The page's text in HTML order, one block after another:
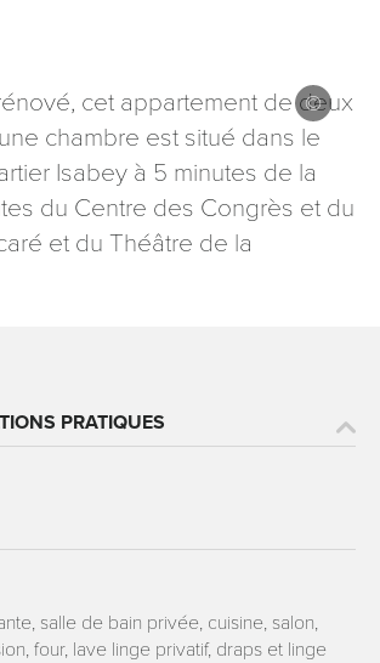
cet appartement de deux
chambre est situé dans le
Isabey à 5 minutes de la
du Centre des Congrès et du
et du Théâtre de la
PRATIQUES
salle de bain privée, cuisine, salon,
four, lave linge privatif, draps et linge
traitement de votre demande (sauf
Vous disposez d’un droit d’accès, de
d’opposition aux données vous concernant,
exercer en adressant une demande par
ou par courrier
de la copie d’un titre d’identité à
Baudot CO 90019 54035 NANCY